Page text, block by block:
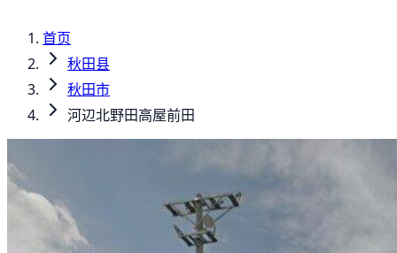
首页
秋田县
秋田市
河辺北野田高屋前田